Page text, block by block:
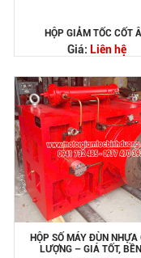
HỘP GIẢM TỐC CỐT
Giá: Liên hệ
HỘP SỐ MÁY ĐÙN NHỰA
LƯỢNG – GIÁ TỐT,